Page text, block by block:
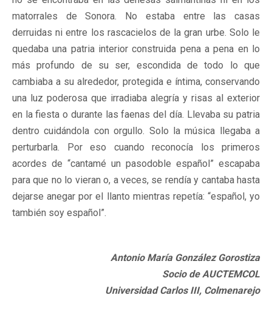
matorrales de Sonora. No estaba entre las casas
derruidas ni entre los rascacielos de la gran urbe. Solo le
quedaba una patria interior construida pena a pena en lo
más profundo de su ser, escondida de todo lo que
cambiaba a su alrededor, protegida e íntima, conservando
una luz poderosa que irradiaba alegría y risas al exterior
en la fiesta o durante las faenas del día. Llevaba su patria
dentro cuidándola con orgullo. Solo la música llegaba a
perturbarla. Por eso cuando reconocía los primeros
acordes de “cantamé un pasodoble español” escapaba
para que no lo vieran o, a veces, se rendía y cantaba hasta
dejarse anegar por el llanto mientras repetía: “español, yo
también soy español”.
Antonio María González Gorostiza
Socio de AUCTEMCOL
Universidad Carlos III, Colmenarejo